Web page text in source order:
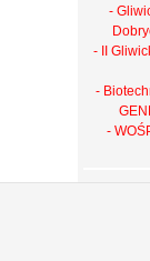
-
- II
-
-